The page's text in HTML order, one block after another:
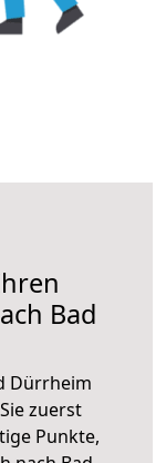
Bad
Dürrheim
zuerst
Punkte,